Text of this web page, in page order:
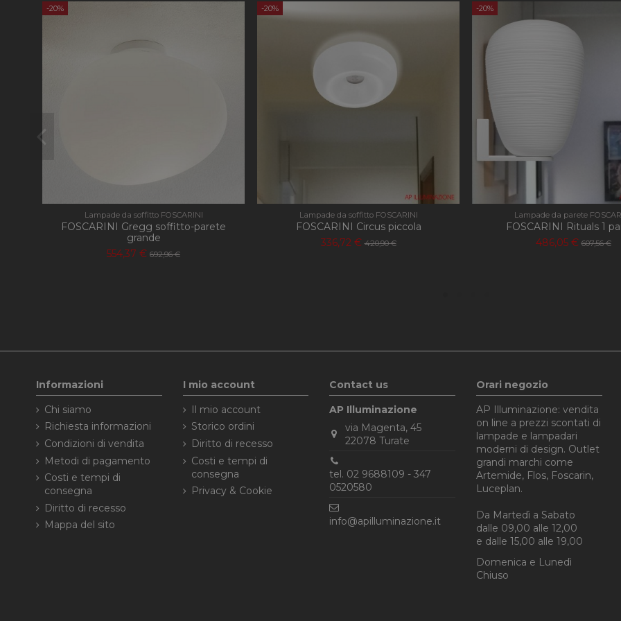
-20%
Lampade da soffitto FOSCARINI
FOSCARINI Gregg soffitto-parete
grande
554,37 € 692,96 €
-20%
Lampade da soffitto FOSCARINI
FOSCARINI Circus piccola
336,72 € 420,90 €
-20%
Lampade da parete
FOSCARINI Rituals 1
486,05 € 607,56 €
Informazioni
Chi siamo
Richiesta informazioni
Condizioni di vendita
Metodi di pagamento
Costi e tempi di
consegna
Diritto di recesso
Mappa del sito
I mio account
Il mio account
Storico ordini
Diritto di recesso
Costi e tempi di
consegna
Privacy & Cookie
Contact us
AP Illuminazione
via Magenta, 45
22078 Turate
tel. 02 9688109 - 347
0520580‬
info@apilluminazione.it
Orari negozio
AP Illuminazione: vendita
on line a prezzi scontati di
lampade e lampadari
moderni di design. Outlet
grandi marchi come
Artemide, Flos, Foscarin,
Luceplan.
Da Martedì a Sabato
dalle 09,00 alle 12,00
e dalle 15,00 alle 19,00
Domenica e Lunedì
Chiuso
.apilluminazione.com
mese
è un aggiornamento significativo del servizio di
comunemente utilizzato da Google. Questo
per distinguere utenti unici assegnando un
modo casuale come identificatore del cliente. È
richiesta di pagina in un sito e utilizzato per
visitatori, sessioni e campagne per i rapporti di
.apilluminazione.com
aggiorna un valore univoco per ogni pagina
per contare e tenere traccia delle visualizzazioni
Questo nome di cookie è associato a Google
secondo la documentazione viene utilizzato per
delle richieste, limitando la raccolta di dati su siti
Questo cookie viene utilizzato da Google
stato della sessione.